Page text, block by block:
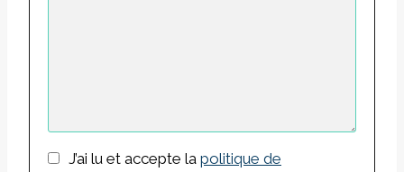
J’ai lu et accepte la politique de